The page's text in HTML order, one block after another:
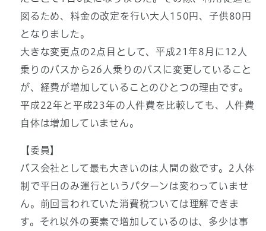
図るため、料金の改定を行い大人150円、子供80円
となりました。
大きな変更点の2点目として、平成21年8月に12人
乗りのバスから26人乗りのバスに変更していること
が、経費が増加していることのひとつの理由です。
平成22年と平成23年の人件費を比較しても、人件費
自体は増加していません。
【委員】
バス会社として最も大きいのは人間の数です。2人体
制で平日のみ運行というパターンは変わっていませ
ん。前回言われていた消費税ついては理解できま
す。それ以外の要素で増加しているのは、多少は事